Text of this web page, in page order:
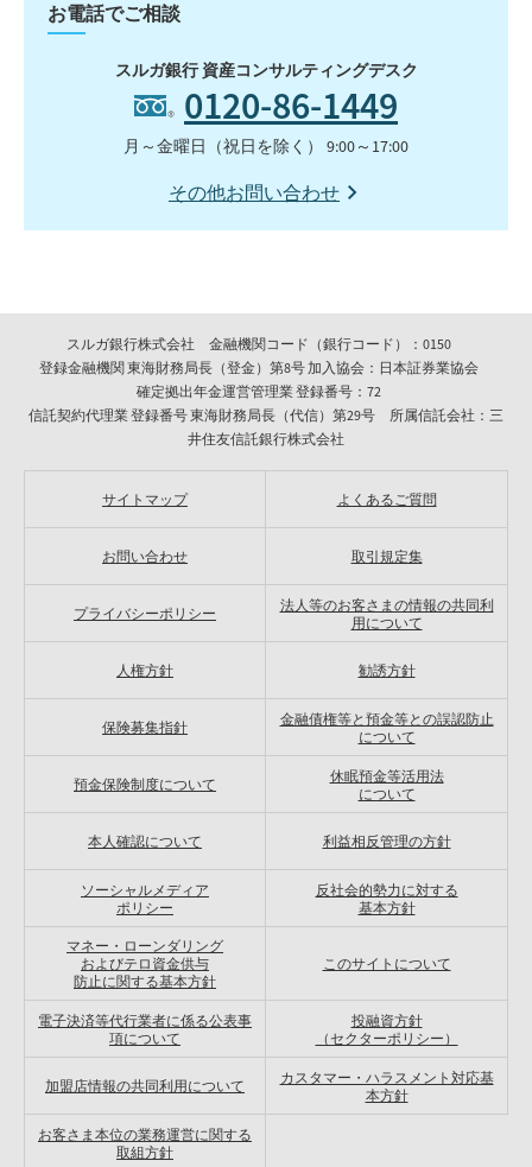
お電話でご相談
スルガ銀行 資産コンサルティングデスク
0120-86-1449
月～金曜日（祝日を除く） 9:00～17:00
その他お問い合わせ
スルガ銀行株式会社 金融機関コード（銀行コード）：0150
登録金融機関 東海財務局長（登金）第8号 加入協会：日本証券業協会
確定拠出年金運営管理業 登録番号：72
信託契約代理業 登録番号 東海財務局長（代信）第29号 所属信託会社：三
井住友信託銀行株式会社
サイトマップ よくあるご質問
お問い合わせ 取引規定集
プライバシーポリシー
法人等のお客さまの情報の共同利
用について
人権方針 勧誘方針
保険募集指針
金融債権等と預金等との誤認防止
について
預金保険制度について
休眠預金等活用法
について
本人確認について 利益相反管理の方針
ソーシャルメディア
ポリシー
反社会的勢力に対する
基本方針
マネー・ローンダリング
およびテロ資金供与
防止に関する基本方針
このサイトについて
電子決済等代行業者に係る公表事
項について
投融資方針
（セクターポリシー）
加盟店情報の共同利用について
カスタマー・ハラスメント対応基
本方針
お客さま本位の業務運営に関する
取組方針